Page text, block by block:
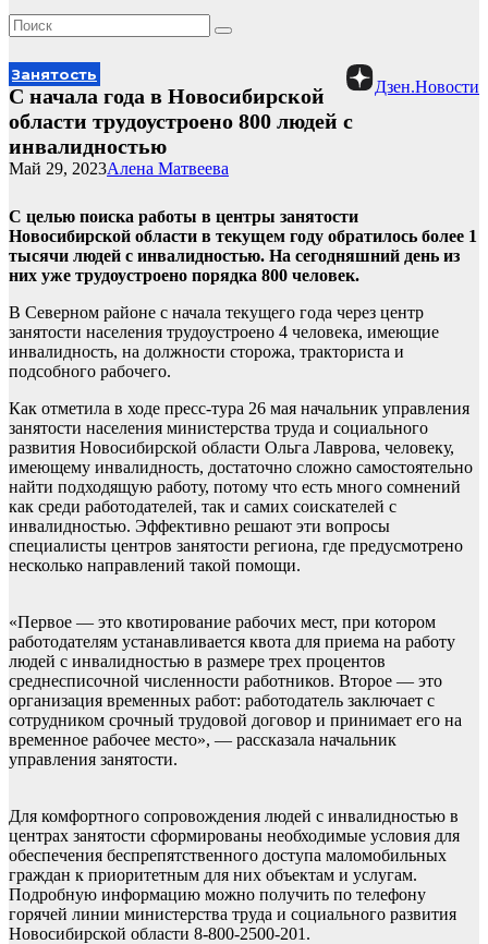
Дзен.Новости
Занятость
С начала года в Новосибирской
области трудоустроено 800 людей с
инвалидностью
Алена Матвеева
Май 29, 2023
С целью поиска работы в центры занятости
Новосибирской области в текущем году обратилось более 1
тысячи людей с инвалидностью. На сегодняшний день из
них уже трудоустроено порядка 800 человек.
В Северном районе с начала текущего года через центр
занятости населения трудоустроено 4 человека, имеющие
инвалидность, на должности сторожа, тракториста и
подсобного рабочего.
Как отметила в ходе пресс-тура 26 мая начальник управления
занятости населения министерства труда и социального
развития Новосибирской области Ольга Лаврова, человеку,
имеющему инвалидность, достаточно сложно самостоятельно
найти подходящую работу, потому что есть много сомнений
как среди работодателей, так и самих соискателей с
инвалидностью. Эффективно решают эти вопросы
специалисты центров занятости региона, где предусмотрено
несколько направлений такой помощи.
«Первое — это квотирование рабочих мест, при котором
работодателям устанавливается квота для приема на работу
людей с инвалидностью в размере трех процентов
среднесписочной численности работников. Второе — это
организация временных работ: работодатель заключает с
сотрудником срочный трудовой договор и принимает его на
временное рабочее место», — рассказала начальник
управления занятости.
Для комфортного сопровождения людей с инвалидностью в
центрах занятости сформированы необходимые условия для
обеспечения беспрепятственного доступа маломобильных
граждан к приоритетным для них объектам и услугам.
Подробную информацию можно получить по телефону
горячей линии министерства труда и социального развития
Новосибирской области 8-800-2500-201.